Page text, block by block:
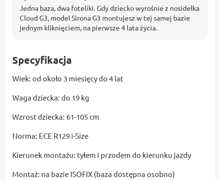
Jedna baza, dwa foteliki. Gdy dziecko wyrośnie z nosidełka
Cloud G3, model Sirona G3 montujesz w tej samej bazie
jednym kliknięciem, na pierwsze 4 lata życia.
Specyfikacja
Wiek: od około 3 miesięcy do 4 lat
Waga dziecka: do 19 kg
Wzrost dziecka: 61-105 cm
Norma: ECE R129 i-Size
Kierunek montażu: tyłem i przodem do kierunku jazdy
Montaż: na bazie ISOFIX (baza dostępna osobno)